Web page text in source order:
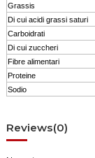
Grassis
Di cui acidi grassi saturi
Carboidrati
Di cui zuccheri
Fibre alimentari
Proteine
Sodio
Reviews(0)